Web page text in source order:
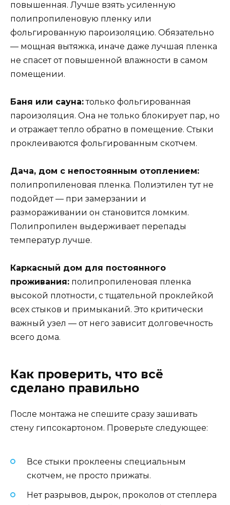
повышенная. Лучше взять усиленную
полипропиленовую пленку или
фольгированную пароизоляцию. Обязательно
— мощная вытяжка, иначе даже лучшая пленка
не спасет от повышенной влажности в самом
помещении.
Баня или сауна:только фольгированная
пароизоляция. Она не только блокирует пар, но
и отражает тепло обратно в помещение. Стыки
проклеиваются фольгированным скотчем.
Дача, дом с непостоянным отоплением:
полипропиленовая пленка. Полиэтилен тут не
подойдет — при замерзании и
размораживании он становится ломким.
Полипропилен выдерживает перепады
температур лучше.
Каркасный дом для постоянного
проживания: полипропиленовая пленка
высокой плотности, с тщательной проклейкой
всех стыков и примыканий. Это критически
важный узел — от него зависит долговечность
всего дома.
Как проверить, что всё
сделано правильно
После монтажа не спешите сразу зашивать
стену гипсокартоном. Проверьте следующее:
Все стыки проклеены специальным
скотчем, не просто прижаты.
Нет разрывов, дырок, проколов от степлера